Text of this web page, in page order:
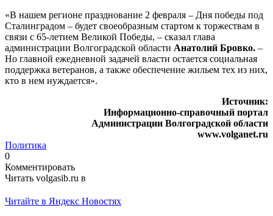
«В нашем регионе празднование 2 февраля – Дня победы под
Сталинградом – будет своеобразным стартом к торжествам в
связи с 65-летием Великой Победы, – сказал глава
администрации Волгоградской области Анатолий Бровко. –
Но главной ежедневной задачей власти остается социальная
поддержка ветеранов, а также обеспечение жильем тех из них,
кто в нем нуждается».
Источник:
Информационно-справочный портал
Администрации Волгоградской области
www.volganet.ru
Политика
0
Комментировать
Читать volgasib.ru в
Читайте в Яндекс Новостях